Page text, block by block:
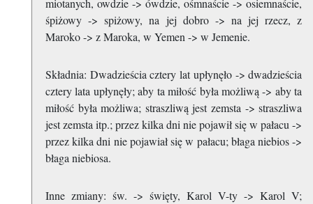
miotanych, owdzie -> ówdzie, ośmnaście -> osiemnaście,
śpiżowy -> spiżowy, na jej dobro -> na jej rzecz, z
Maroko -> z Maroka, w Yemen -> w Jemenie.
Składnia: Dwadzieścia cztery lat upłynęło -> dwadzieścia
cztery lata upłynęły; aby ta miłość była możliwą -> aby ta
miłość była możliwa; straszliwą jest zemsta -> straszliwa
jest zemsta itp.; przez kilka dni nie pojawił się w pałacu ->
przez kilka dni nie pojawiał się w pałacu; błaga niebios ->
błaga niebiosa.
Inne zmiany: św. -> święty, Karol V-ty -> Karol V;